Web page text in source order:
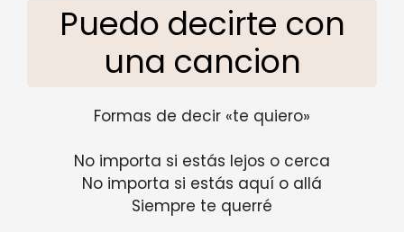
Puedo decirte con
una cancion
Formas de decir «te quiero»
No importa si estás lejos o cerca
No importa si estás aquí o allá
Siempre te querré